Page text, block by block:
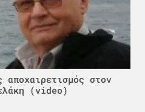
αποχαιρετισμός στον
(video)